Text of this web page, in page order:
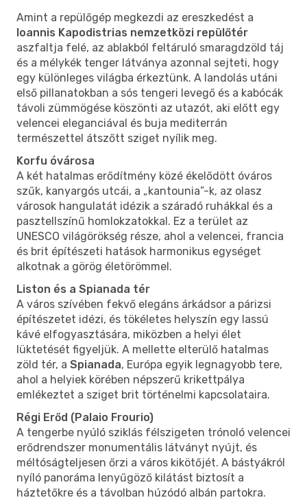
Amint a repülőgép megkezdi az ereszkedést a
Ioannis Kapodistrias nemzetközi repülőtér
aszfaltja felé, az ablakból feltáruló smaragdzöld táj
és a mélykék tenger látványa azonnal sejteti, hogy
egy különleges világba érkeztünk. A landolás utáni
első pillanatokban a sós tengeri levegő és a kabócák
távoli zümmögése köszönti az utazót, aki előtt egy
velencei eleganciával és buja mediterrán
természettel átszőtt sziget nyílik meg.
Korfu óvárosa
A két hatalmas erődítmény közé ékelődött óváros
szűk, kanyargós utcái, a „kantounia”-k, az olasz
városok hangulatát idézik a száradó ruhákkal és a
pasztellszínű homlokzatokkal. Ez a terület az
UNESCO világörökség része, ahol a velencei, francia
és brit építészeti hatások harmonikus egységet
alkotnak a görög életörömmel.
Liston és a Spianada tér
A város szívében fekvő elegáns árkádsor a párizsi
építészetet idézi, és tökéletes helyszín egy lassú
kávé elfogyasztására, miközben a helyi élet
lüktetését figyeljük. A mellette elterülő hatalmas
zöld tér, a Spianada, Európa egyik legnagyobb tere,
ahol a helyiek körében népszerű krikettpálya
emlékeztet a sziget brit történelmi kapcsolataira.
Régi Erőd (Palaio Frourio)
A tengerbe nyúló sziklás félszigeten trónoló velencei
erődrendszer monumentális látványt nyújt, és
méltóságteljesen őrzi a város kikötőjét. A bástyákról
nyíló panoráma lenyűgöző kilátást biztosít a
háztetőkre és a távolban húzódó albán partokra.